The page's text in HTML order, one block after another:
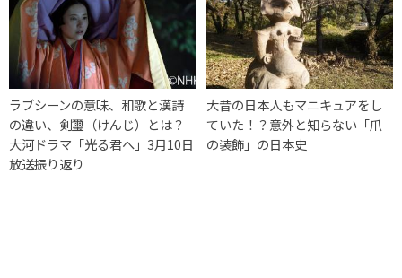
ラブシーンの意味、和歌と漢詩
の違い、剣璽（けんじ）とは？
大河ドラマ「光る君へ」3月10日
放送振り返り
大昔の日本人もマニキュアをし
ていた！？意外と知らない「爪
の装飾」の日本史